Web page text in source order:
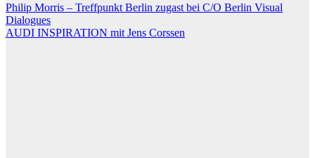
Beitragsnavigation
Philip Morris – Treffpunkt Berlin zugast bei C/O Berlin Visual
Dialogues
AUDI INSPIRATION mit Jens Corssen